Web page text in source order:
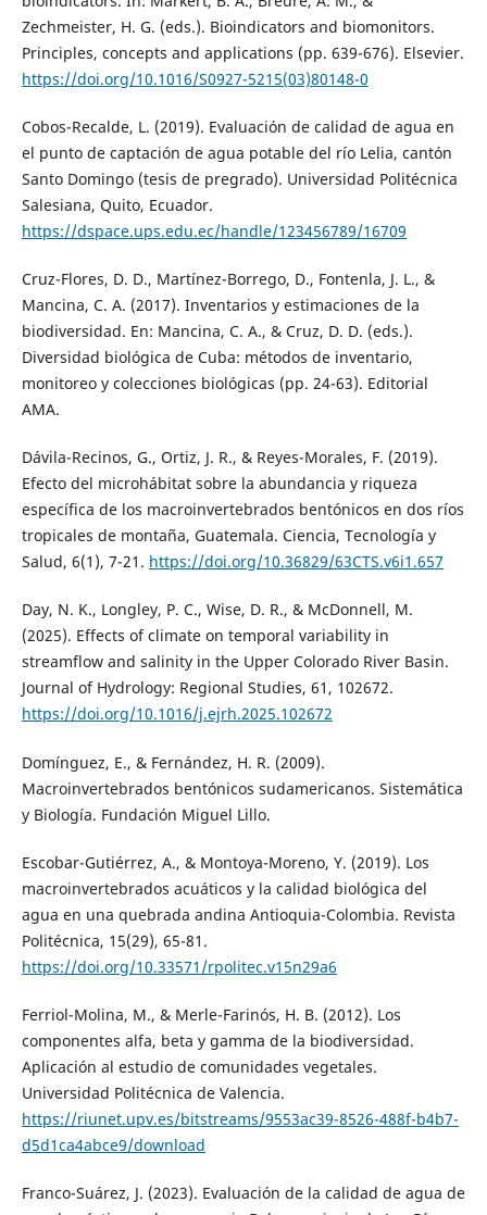
Zechmeister, H. G. (eds.). Bioindicators and biomonitors.
Principles, concepts and applications (pp. 639-676). Elsevier.
https://doi.org/10.1016/S0927-5215(03)80148-0
Cobos-Recalde, L. (2019). Evaluación de calidad de agua en
el punto de captación de agua potable del río Lelia, cantón
Santo Domingo (tesis de pregrado). Universidad Politécnica
Salesiana, Quito, Ecuador.
https://dspace.ups.edu.ec/handle/123456789/16709
Cruz-Flores, D. D., Martínez-Borrego, D., Fontenla, J. L., &
Mancina, C. A. (2017). Inventarios y estimaciones de la
biodiversidad. En: Mancina, C. A., & Cruz, D. D. (eds.).
Diversidad biológica de Cuba: métodos de inventario,
monitoreo y colecciones biológicas (pp. 24-63). Editorial
AMA.
Dávila-Recinos, G., Ortiz, J. R., & Reyes-Morales, F. (2019).
Efecto del microhábitat sobre la abundancia y riqueza
específica de los macroinvertebrados bentónicos en dos ríos
tropicales de montaña, Guatemala. Ciencia, Tecnología y
Salud, 6(1), 7-21. https://doi.org/10.36829/63CTS.v6i1.657
Day, N. K., Longley, P. C., Wise, D. R., & McDonnell, M.
(2025). Effects of climate on temporal variability in
streamflow and salinity in the Upper Colorado River Basin.
Journal of Hydrology: Regional Studies, 61, 102672.
https://doi.org/10.1016/j.ejrh.2025.102672
Domínguez, E., & Fernández, H. R. (2009).
Macroinvertebrados bentónicos sudamericanos. Sistemática
y Biología. Fundación Miguel Lillo.
Escobar-Gutiérrez, A., & Montoya-Moreno, Y. (2019). Los
macroinvertebrados acuáticos y la calidad biológica del
agua en una quebrada andina Antioquia-Colombia. Revista
Politécnica, 15(29), 65-81.
https://doi.org/10.33571/rpolitec.v15n29a6
Ferriol-Molina, M., & Merle-Farinós, H. B. (2012). Los
componentes alfa, beta y gamma de la biodiversidad.
Aplicación al estudio de comunidades vegetales.
Universidad Politécnica de Valencia.
https://riunet.upv.es/bitstreams/9553ac39-8526-488f-b4b7-
d5d1ca4abce9/download
Franco-Suárez, J. (2023). Evaluación de la calidad de agua de